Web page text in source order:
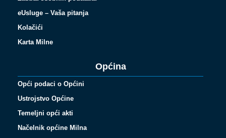
eUsluge – Vaša pitanja
Kolačići
Karta Milne
Općina
Opći podaci o Općini
Ustrojstvo Općine
Temeljni opći akti
Načelnik općine Milna